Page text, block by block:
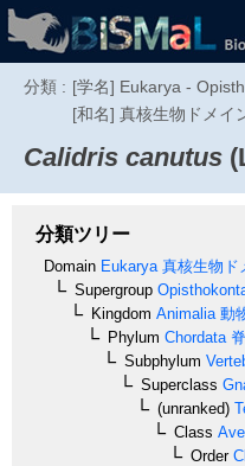
分類 : [学名] Eukarya -
[和名] 真核生物ドメイ
Calidris canutus
分類ツリー
Domain Eukarya 真核生物ド
Supergroup
Kingdom Animalia 動
Phylum Chordata
Subphylum
Superclass
(unranked)
Class
Order